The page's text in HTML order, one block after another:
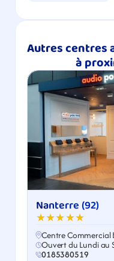
Autres centres
à
Nanterre (92)
★★★★★
Centre Commercial
Ouvert du Lundi au
0185380519